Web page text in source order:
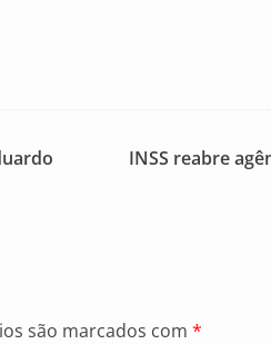
INSS reabre
são marcados com *